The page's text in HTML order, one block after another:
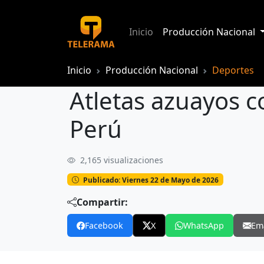
Inicio Producción Nacional
Inicio Producción Nacional Deportes
Atletas azuayos
Perú
Atletas azuayos competirán en el
2,165 visualizaciones
Publicado: Viernes 22 de Mayo de 2026
Compartir:
Facebook X WhatsApp